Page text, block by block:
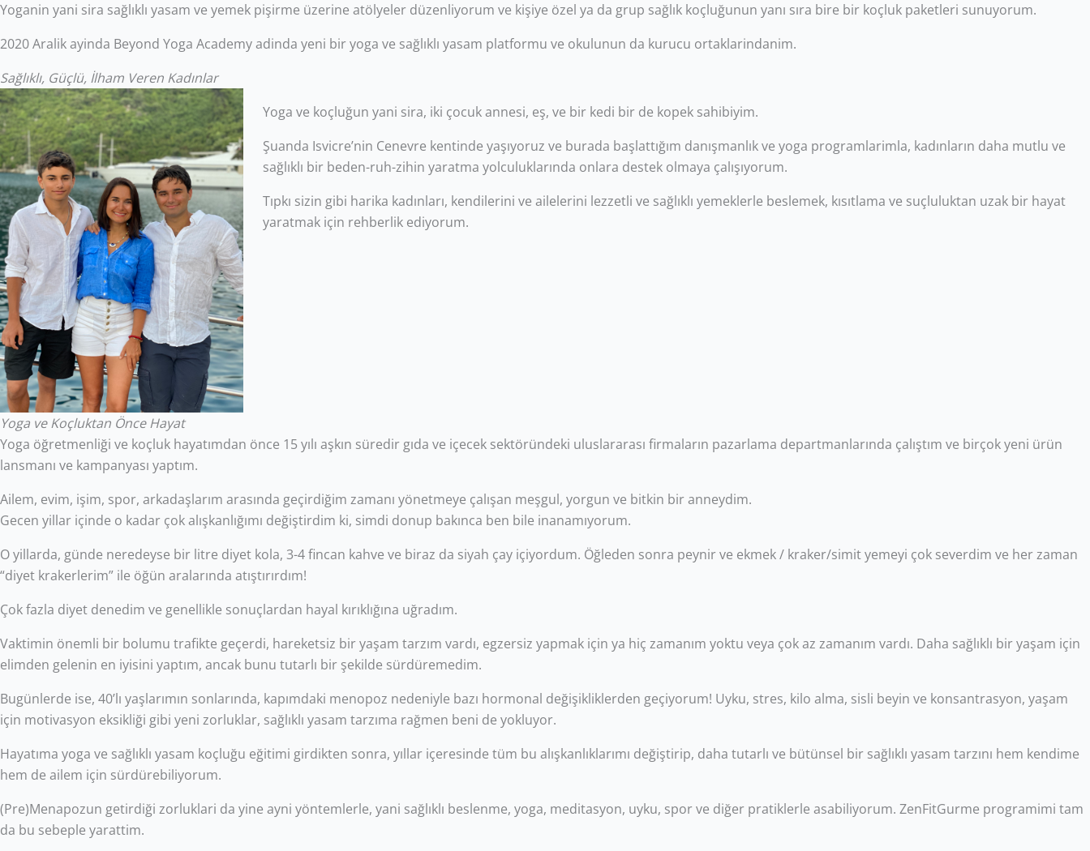
Yoganin yani sira sağlıklı yasam ve yemek pişirme üzerine atölyeler düzenliyorum ve kişiye özel ya da grup sağlık koçluğunun yanı sıra bire bir koçluk paketleri sunuyorum.
2020 Aralik ayinda Beyond Yoga Academy adinda yeni bir yoga ve sağlıklı yasam platformu ve okulunun da kurucu ortaklarindanim.
Sağlıklı, Güçlü, İlham Veren Kadınlar
Yoga ve koçluğun yani sira, iki çocuk annesi, eş, ve bir kedi bir de kopek sahibiyim.
Şuanda Isvicre’nin Cenevre kentinde yaşıyoruz ve burada başlattığım danışmanlık ve yoga programlarimla, kadınların daha mutlu ve
sağlıklı bir beden-ruh-zihin yaratma yolculuklarında onlara destek olmaya çalışıyorum.
Tıpkı sizin gibi harika kadınları, kendilerini ve ailelerini lezzetli ve sağlıklı yemeklerle beslemek, kısıtlama ve suçluluktan uzak bir hayat
yaratmak için rehberlik ediyorum.
Yoga ve Koçluktan Önce Hayat
Yoga öğretmenliği ve koçluk hayatımdan önce 15 yılı aşkın süredir gıda ve içecek sektöründeki uluslararası firmaların pazarlama departmanlarında çalıştım ve birçok yeni ürün
lansmanı ve kampanyası yaptım.
Ailem, evim, işim, spor, arkadaşlarım arasında geçirdiğim zamanı yönetmeye çalışan meşgul, yorgun ve bitkin bir anneydim.
Gecen yillar içinde o kadar çok alışkanlığımı değiştirdim ki, simdi donup bakınca ben bile inanamıyorum.
O yillarda, günde neredeyse bir litre diyet kola, 3-4 fincan kahve ve biraz da siyah çay içiyordum. Öğleden sonra peynir ve ekmek / kraker/simit yemeyi çok severdim ve her zaman
“diyet krakerlerim” ile öğün aralarında atıştırırdım!
Çok fazla diyet denedim ve genellikle sonuçlardan hayal kırıklığına uğradım.
Vaktimin önemli bir bolumu trafikte geçerdi, hareketsiz bir yaşam tarzım vardı, egzersiz yapmak için ya hiç zamanım yoktu veya çok az zamanım vardı. Daha sağlıklı bir yaşam için
elimden gelenin en iyisini yaptım, ancak bunu tutarlı bir şekilde sürdüremedim.
Bugünlerde ise, 40’lı yaşlarımın sonlarında, kapımdaki menopoz nedeniyle bazı hormonal değişikliklerden geçiyorum! Uyku, stres, kilo alma, sisli beyin ve konsantrasyon, yaşam
için motivasyon eksikliği gibi yeni zorluklar, sağlıklı yasam tarzıma rağmen beni de yokluyor.
Hayatıma yoga ve sağlıklı yasam koçluğu eğitimi girdikten sonra, yıllar içeresinde tüm bu alışkanlıklarımı değiştirip, daha tutarlı ve bütünsel bir sağlıklı yasam tarzını hem kendime
hem de ailem için sürdürebiliyorum.
(Pre)Menapozun getirdiği zorluklari da yine ayni yöntemlerle, yani sağlıklı beslenme, yoga, meditasyon, uyku, spor ve diğer pratiklerle asabiliyorum. ZenFitGurme programimi tam
da bu sebeple yarattim.